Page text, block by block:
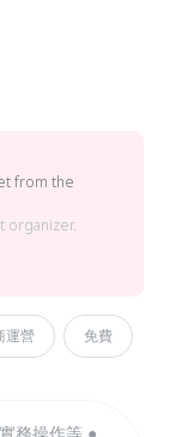
from the
organizer.
運營 免費